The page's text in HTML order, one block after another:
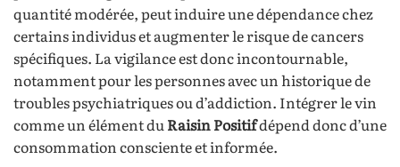
quantité modérée, peut induire une dépendance chez
certains individus et augmenter le risque de cancers
spécifiques. La vigilance est donc incontournable,
notamment pour les personnes avec un historique de
troubles psychiatriques ou d’addiction. Intégrer le vin
comme un élément duRaisin Positifdépend donc d’une
consommation consciente et informée.